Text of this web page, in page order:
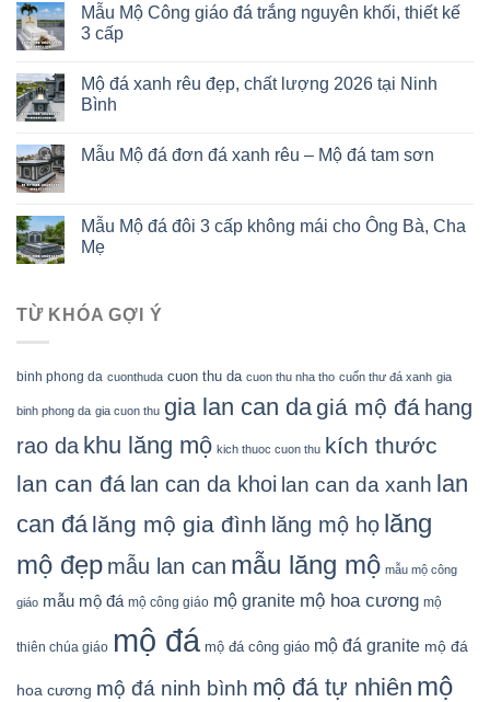
Mẫu Mộ Công giáo đá trắng nguyên khối, thiết kế
3 cấp
Mộ đá xanh rêu đẹp, chất lượng 2026 tại Ninh
Bình
Mẫu Mộ đá đơn đá xanh rêu – Mộ đá tam sơn
Mẫu Mộ đá đôi 3 cấp không mái cho Ông Bà, Cha
Mẹ
TỪ KHÓA GỢI Ý
binh phong da cuonthuda cuon thu da cuon thu nha tho cuốn thư đá xanh gia
binh phong da gia cuon thu gia lan can dagiá mộ đá hang
rao da khu lăng mộ kich thuoc cuon thu kích thước
lan can đá lan can da khoi lan can da xanh lan
can đá lăng mộ gia đình lăng mộ họ lăng
mộ đẹp mẫu lan can mẫu lăng mộ mẫu mộ công
giáo mẫu mộ đá mộ công giáo mộ granite mộ hoa cương mộ
thiên chúa giáo mộ đá mộ đá công giáo mộ đá granite mộ đá
hoa cương mộ đá ninh bình mộ đá tự nhiên mộ